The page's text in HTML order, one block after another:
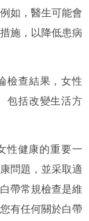
如，醫生可能會
施，以降低患病
檢查結果，女性
包括改變生活方
性健康的重要一
問題，並采取適
帶常規檢查是維
有任何關於白帶